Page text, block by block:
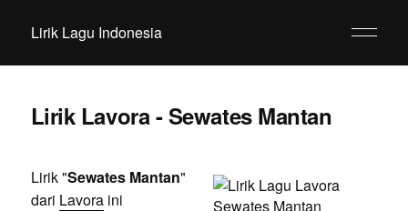
Lirik Lagu Indonesia
Lirik Lavora - Sewates Mantan
Lirik "Sewates Mantan"
dari Lavoraini